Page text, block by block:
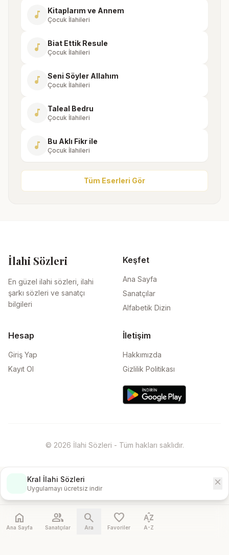
music_note Kitaplarım ve Annem
Çocuk İlahileri
music_note Biat Ettik Resule
Çocuk İlahileri
music_note Seni Söyler Allahım
Çocuk İlahileri
music_note Taleal Bedru
Çocuk İlahileri
music_note Bu Aklı Fikr ile
Çocuk İlahileri
Tüm Eserleri Gör
İlahi Sözleri
En güzel ilahi sözleri, ilahi
şarkı sözleri ve sanatçı
bilgileri
Keşfet
Ana Sayfa
Sanatçılar
Alfabetik Dizin
Hesap
Giriş Yap
Kayıt Ol
İletişim
Hakkımızda
Gizlilik Politikası
© 2026 İlahi Sözleri - Tüm hakları saklıdır.
Kral İlahi Sözleri
Uygulamayı ücretsiz indir
close
home
Ana Sayfa
people
Sanatçılar
search
Ara
favorite
Favoriler
sort_by_alpha
A-Z